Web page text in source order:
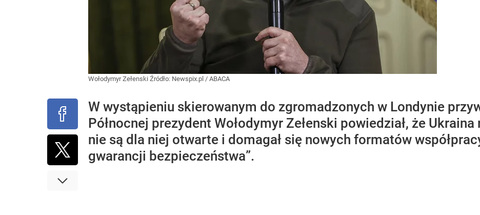
Wołodymyr Zełenski Źródło: Newspix.pl / ABACA
W wystąpieniu skierowanym do zgromadzonych w Londynie
Północnej prezydent Wołodymyr Zełenski powiedział, że
nie są dla niej otwarte i domagał się nowych formatów
gwarancji bezpieczeństwa”.